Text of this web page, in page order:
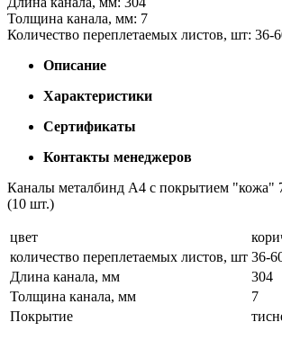
Толщина канала, мм: 7
Количество переплетаемых листов, шт: 36-
Описание
Характеристики
Сертификаты
Контакты менеджеров
Каналы металбинд А4 с покрытием "кожа"
(10 шт.)
цвет
количество переплетаемых листов, шт 36-
Длина канала, мм
304
Толщина канала, мм
7
Покрытие